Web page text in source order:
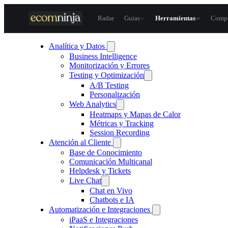
Radar Guías Herramientas
Analítica y Datos
Business Intelligence
Monitorización y Errores
Testing y Optimización
A/B Testing
Personalización
Web Analytics
Heatmaps y Mapas de Calor
Métricas y Tracking
Session Recording
Atención al Cliente
Base de Conocimiento
Comunicación Multicanal
Helpdesk y Tickets
Live Chat
Chat en Vivo
Chatbots e IA
Automatización e Integraciones
iPaaS e Integraciones